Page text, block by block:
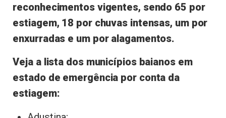
reconhecimentos vigentes, sendo 65 por
estiagem, 18 por chuvas intensas, um por
enxurradas e um por alagamentos.
Veja a lista dos municípios baianos em
estado de emergência por conta da
estiagem: